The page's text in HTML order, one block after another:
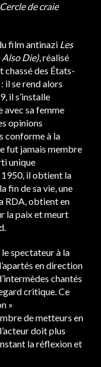
de craie
film antinazi Les
Die), réalisé
chassé des États-
il se rend alors
il s’installe
sa femme
opinions
conforme à la
fut jamais membre
unique
1950, il obtient la
fin de sa vie, une
RDA, obtient en
la paix et meurt
spectateur à la
en direction
chantés
critique. Ce
»
de metteurs en
doit plus
la réflexion et